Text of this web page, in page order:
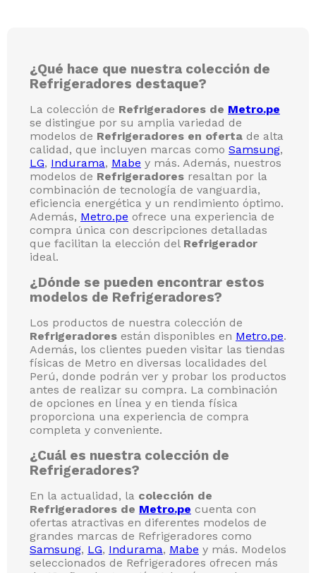
Refrigeradora Indurama Ri-359I No
Frost 2 Puertas
Despachado desde CENCOSUD RETAIL PERÚ S.A.
S/ 999.00
S/1549.00